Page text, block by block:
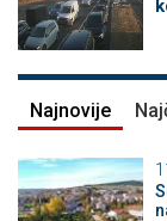
Najnovije